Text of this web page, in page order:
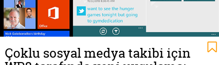
Çoklu sosyal medya takibi için